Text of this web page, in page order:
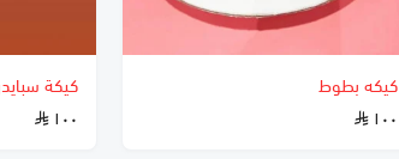
كيكه بطوط
١٠٠
كيكة
١٠٠